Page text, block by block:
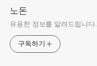
노돈
유용한 정보를 알려드립니다.
구독하기